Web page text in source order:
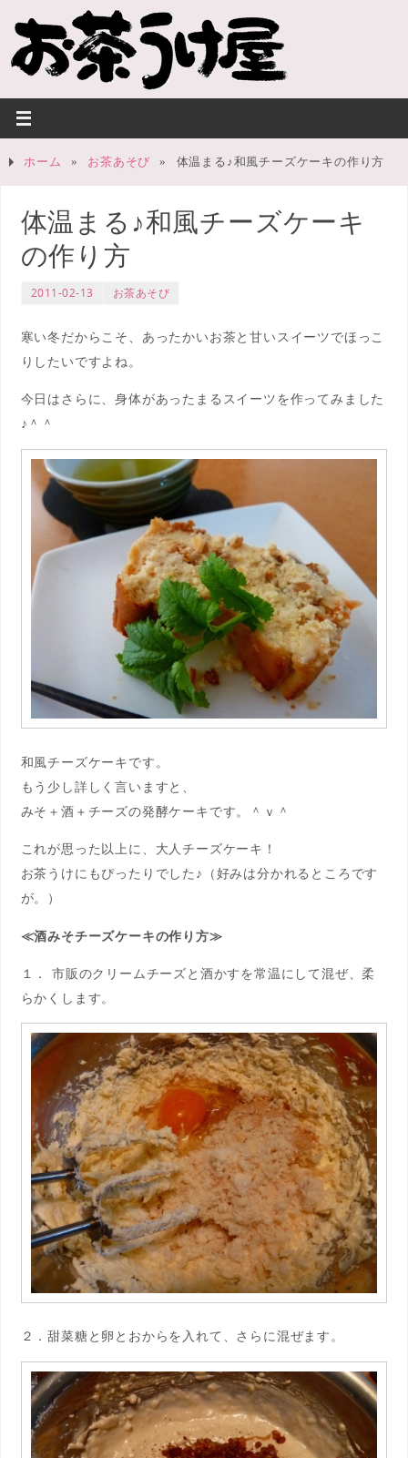
ホーム » お茶あそび » 体温まる♪和風チーズケーキの作り方
体温まる♪和風チーズケーキ
の作り方
2011-02-13 お茶あそび
寒い冬だからこそ、あったかいお茶と甘いスイーツでほっこ
りしたいですよね。
今日はさらに、身体があったまるスイーツを作ってみました
♪＾＾
和風チーズケーキです。
もう少し詳しく言いますと、
みそ＋酒＋チーズの発酵ケーキです。＾ｖ＾
これが思った以上に、大人チーズケーキ！
お茶うけにもぴったりでした♪（好みは分かれるところです
が。）
≪酒みそチーズケーキの作り方≫
１． 市販のクリームチーズと酒かすを常温にして混ぜ、柔
らかくします。
２．甜菜糖と卵とおからを入れて、さらに混ぜます。